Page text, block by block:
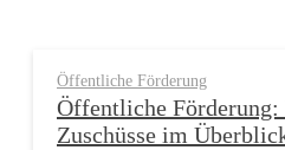
Öffentliche Förderung
Öffentliche Förderung:
Zuschüsse im